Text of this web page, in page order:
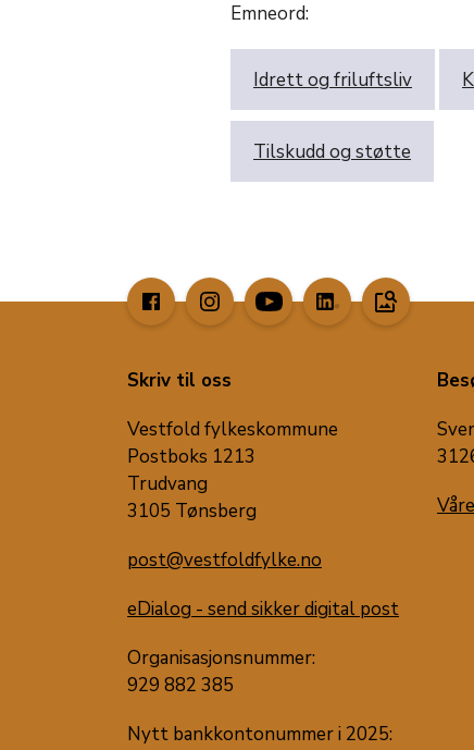
Emneord:
Idrett og friluftsliv
Tilskudd og støtte
image_search
Skriv til oss
Vestfold fylkeskommune
Postboks 1213
Trudvang
3105 Tønsberg
post@vestfoldfylke.no
eDialog - send sikker digital post
Organisasjonsnummer:
929 882 385
Nytt bankkontonummer i 2025: